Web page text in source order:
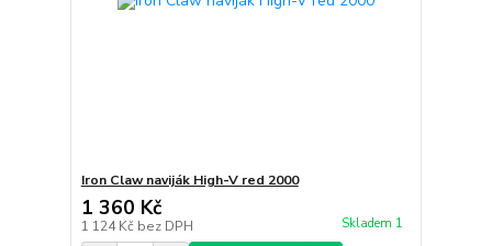
Iron Claw naviják High-V red 2000
1 360 Kč
1 124 Kč bez DPH Skladem 1